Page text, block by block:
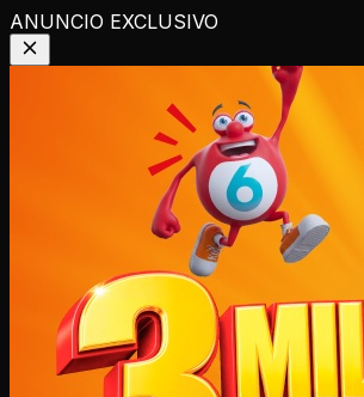
ANUNCIO EXCLUSIVO